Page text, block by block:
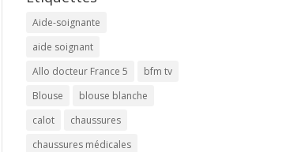
Aide-soignante
aide soignant
Allo docteur France 5
bfm tv
Blouse
blouse blanche
calot
chaussures
chaussures médicales